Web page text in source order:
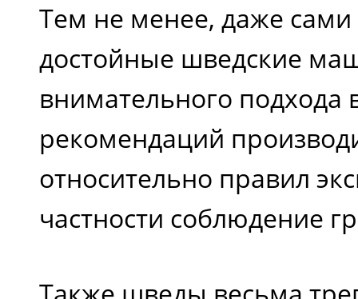
Тем не менее, даже сами
достойные шведские
внимательного подхода
рекомендаций
относительно правил
частности соблюдение